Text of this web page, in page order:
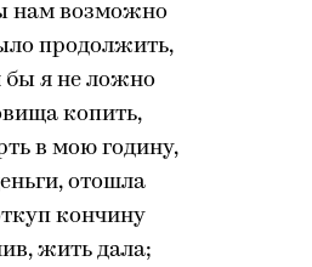
нам возможно
продолжить,
бы я не ложно
копить,
в мою годину,
отошла
кончину
жить дала;